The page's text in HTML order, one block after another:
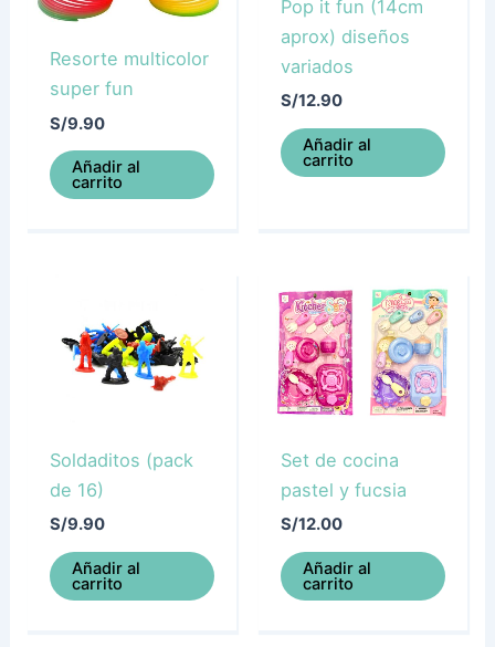
Resorte multicolor
super fun
S/9.90
Añadir al
carrito
Pop it fun (14cm
aprox) diseños
variados
S/12.90
Añadir al
carrito
Soldaditos (pack
de 16)
S/9.90
Añadir al
carrito
Set de cocina
pastel y fucsia
S/12.00
Añadir al
carrito